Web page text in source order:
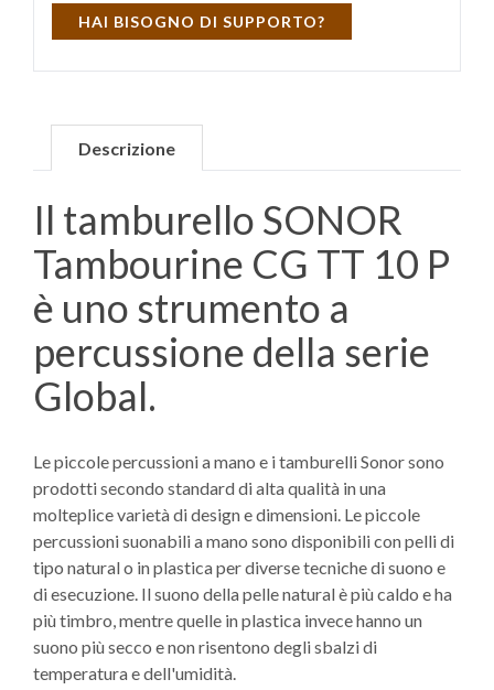
HAI BISOGNO DI SUPPORTO?
Descrizione
Il tamburello SONOR
Tambourine CG TT 10 P
è uno strumento a
percussione della serie
Global.
Le piccole percussioni a mano e i tamburelli Sonor sono
prodotti secondo standard di alta qualità in una
molteplice varietà di design e dimensioni. Le piccole
percussioni suonabili a mano sono disponibili con pelli di
tipo natural o in plastica per diverse tecniche di suono e
di esecuzione. Il suono della pelle natural è più caldo e ha
più timbro, mentre quelle in plastica invece hanno un
suono più secco e non risentono degli sbalzi di
temperatura e dell'umidità.